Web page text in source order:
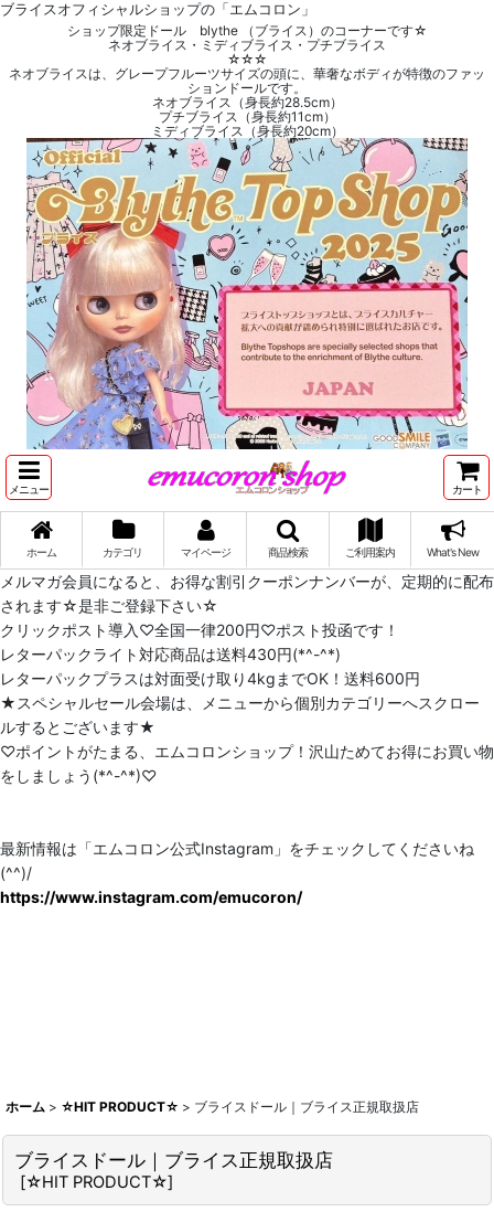
ブライスオフィシャルショップの「エムコロン」
ショップ限定ドール blythe （ブライス）のコーナーです☆
ネオブライス・ミディブライス・プチブライス
☆☆☆
ネオブライスは、グレープフルーツサイズの頭に、華奢なボディが特徴のファッ
ションドールです。
ネオブライス（身長約28.5cm）
プチブライス（身長約11cm）
ミディブライス（身長約20cm）
メニュー カート
ホーム カテゴリ マイページ 商品検索 ご利用案内 What's New
メルマガ会員になると、お得な割引クーポンナンバーが、定期的に配布
されます☆是非ご登録下さい☆
クリックポスト導入♡全国一律200円♡ポスト投函です！
レターパックライト対応商品は送料430円(*^-^*)
レターパックプラスは対面受け取り4kgまでOK！送料600円
★スペシャルセール会場は、メニューから個別カテゴリーへスクロー
ルするとございます★
♡ポイントがたまる、エムコロンショップ！沢山ためてお得にお買い物
をしましょう(*^-^*)♡
最新情報は「エムコロン公式Instagram」をチェックしてくださいね
(^^)/
https://www.instagram.com/emucoron/
ホーム > ☆HIT PRODUCT☆ > ブライスドール｜ブライス正規取扱店
ブライスドール｜ブライス正規取扱店
[☆HIT PRODUCT☆]